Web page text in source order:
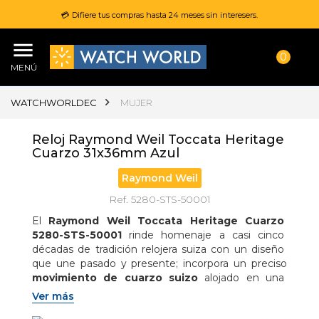
💳 Difiere tus compras hasta 24 meses sin interesers.
MENÚ
0
WATCHWORLDEC MUJER
Reloj Raymond Weil Toccata Heritage
Cuarzo 31x36mm Azul
Raymond Weil
Ref. 5280-STS-50001
El Raymond Weil Toccata Heritage Cuarzo
5280-STS-50001 rinde homenaje a casi cinco
décadas de tradición relojera suiza con un diseño
que une pasado y presente; incorpora un preciso
movimiento de cuarzo suizo alojado en una
refinada
36 mm, realzada con
Ver más